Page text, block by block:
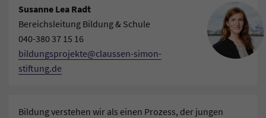
Susanne Lea Radt
Bereichsleitung Bildung & Schule
040-380 37 15 16
bildungsprojekte@claussen-simon-
stiftung.de
Bildung verstehen wir als einen Prozess, der jungen